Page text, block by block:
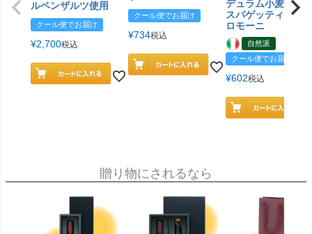
ルペンザルツ使用
クール便でお届け
¥2,700税込
クール便でお届け
¥734税込
デュラム小麦 有
スパゲッティ／ジ
ロモーニ
自然派
クール便でお届け
¥602税込
贈り物にされるなら